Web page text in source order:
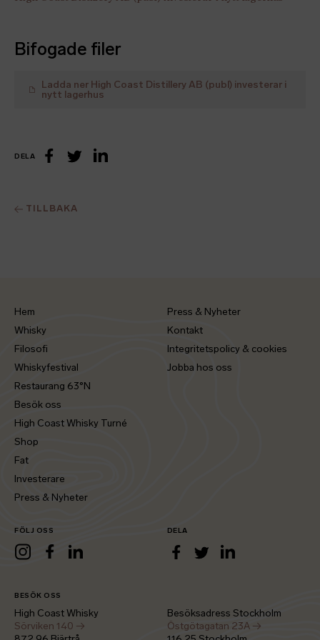
Bifogade filer
Ladda ner High Coast Distillery AB (publ) investerar i
nytt lagerhus
DELA
Facebook
TwitterLinkedIn
TILLBAKA
Hem
Whisky
Filosofi
Whiskyfestival
Restaurang 63°N
Besök oss
High Coast Whisky Turné
Shop
Fat
Investerare
Press & Nyheter
Press & Nyheter
Kontakt
Integritetspolicy & cookies
Jobba hos oss
FÖLJ OSS
InstagramFacebookLinkedIn
DELA
FacebookTwitterLinkedIn
BESÖK OSS
High Coast Whisky
Sörviken 140 →
Besöksadress Stockholm
Östgötagatan 23A →